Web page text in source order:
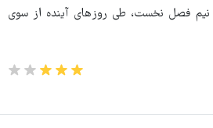
نیم فصل نخست، طی روزهای آینده از سوی